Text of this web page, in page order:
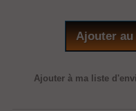
Ajouter au
Ajouter à ma liste